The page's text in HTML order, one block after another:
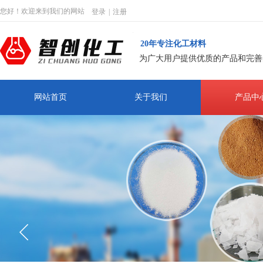
登录 注册
您好！欢迎来到我们的网站
20年专注化工材料
为广大用户提供优质的产品和完
网站首页 关于我们 产品中